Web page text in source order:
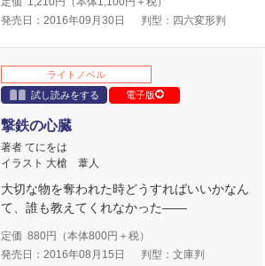
発売日：2016年09月30日
判型：四六変形判
ライトノベル
試し読みをする
電子版
撃鉄の心臓
著者 てにをは
イラスト 大槍 葦人
大切な物を奪われた時どうすればいいかなん
て、誰も教えてくれなかった――
定価 880円（本体800円＋税）
発売日：2016年08月15日
判型：文庫判